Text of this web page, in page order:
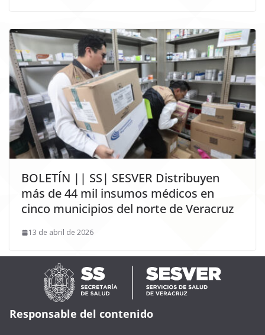
BOLETÍN || SS| SESVER Distribuyen
más de 44 mil insumos médicos en
cinco municipios del norte de Veracruz
13 de abril de 2026
Responsable del contenido